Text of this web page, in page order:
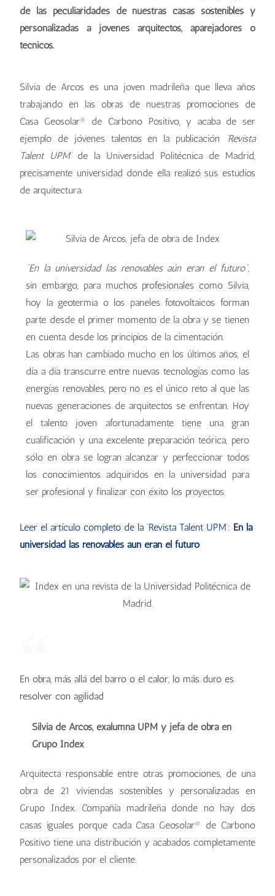
de las peculiaridades de nuestras casas sostenibles y
personalizadas a jóvenes arquitectos, aparejadores o
técnicos.
Silvia de Arcos es una joven madrileña que lleva años
trabajando en las obras de nuestras promociones de
Casa Geosolar® de Carbono Positivo, y acaba de ser
ejemplo de jóvenes talentos en la publicación
‘Revista
Talent UPM’de la Universidad Politécnica de Madrid,
precisamente universidad donde ella realizó sus estudios
de arquitectura.
“En la universidad las renovables aún eran el futuro”,
sin embargo, para muchos profesionales como Silvia,
hoy la geotermia o los paneles fotovoltaicos forman
parte desde el primer momento de la obra y se tienen
en cuenta desde los principios de la cimentación.
Las obras han cambiado mucho en los últimos años, el
día a día transcurre entre nuevas tecnologías como las
energías renovables, pero no es el único reto al que las
nuevas generaciones de arquitectos se enfrentan. Hoy
el talento joven afortunadamente tiene una gran
cualificación y una excelente preparación teórica, pero
sólo en obra se logran alcanzar y perfeccionar todos
los conocimientos adquiridos en la universidad para
ser profesional y finalizar con éxito los proyectos.
Leer el artículo completo de la ‘Revista Talent UPM’: En la
universidad las renovables aún eran el futuro
En obra, más allá del barro o el calor, lo más duro es
resolver con agilidad
Silvia de Arcos, exalumna UPM y jefa de obra en
Grupo Index
Arquitecta responsable entre otras promociones, de una
obra de 21 viviendas sostenibles y personalizadas en
Grupo Index. Compañía madrileña donde no hay dos
casas iguales porque cada Casa Geosolar® de Carbono
Positivo tiene una distribución y acabados completamente
personalizados por el cliente.